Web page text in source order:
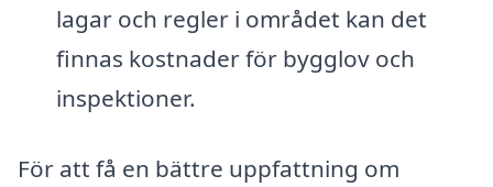
lagar och regler i området kan det
finnas kostnader för bygglov och
inspektioner.
För att få en bättre uppfattning om